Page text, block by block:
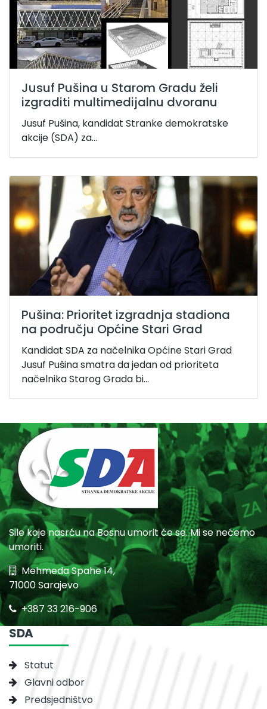
Jusuf Pušina u Starom Gradu želi
izgraditi multimedijalnu dvoranu
Jusuf Pušina, kandidat Stranke demokratske
akcije (SDA) za...
Pušina: Prioritet izgradnja stadiona
na području Općine Stari Grad
Kandidat SDA za načelnika Općine Stari Grad
Jusuf Pušina smatra da jedan od prioriteta
načelnika Starog Grada bi...
Sile koje nasrću na Bosnu umorit će se. Mi se nećemo
umoriti.
Mehmeda Spahe 14,
71000 Sarajevo
+387 33 216-906
SDA
Statut
Glavni odbor
Predsjedništvo